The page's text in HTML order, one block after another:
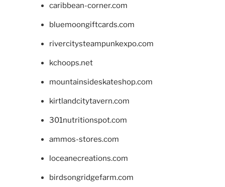
caribbean-corner.com
bluemoongiftcards.com
rivercitysteampunkexpo.com
kchoops.net
mountainsideskateshop.com
kirtlandcitytavern.com
301nutritionspot.com
ammos-stores.com
loceanecreations.com
birdsongridgefarm.com